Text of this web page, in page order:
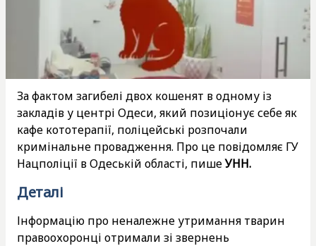
За фактом загибелі двох кошенят в одному із
закладів у центрі Одеси, який позиціонує себе як
кафе кототерапії, поліцейські розпочали
кримінальне провадження. Про це повідомляє ГУ
Нацполіції в Одеській області, пишеУНН.
Деталі
Інформацію про неналежне утримання тварин
правоохоронці отримали зі звернень